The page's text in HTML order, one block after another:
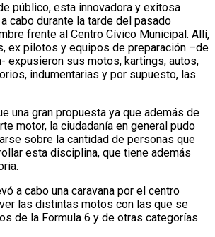
público, esta innovadora y exitosa
cabo durante la tarde del pasado
frente al Centro Cívico Municipal. Allí,
ex pilotos y equipos de preparación –de
expusieron sus motos, kartings, autos,
indumentarias y por supuesto, las
una gran propuesta ya que además de
motor, la ciudadanía en general pudo
sobre la cantidad de personas que
esta disciplina, que tiene además
a cabo una caravana por el centro
las distintas motos con las que se
de la Formula 6 y de otras categorías.